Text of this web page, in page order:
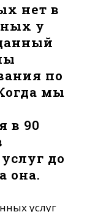
нет в
у
по
мы
в 90
до
она.
услуг